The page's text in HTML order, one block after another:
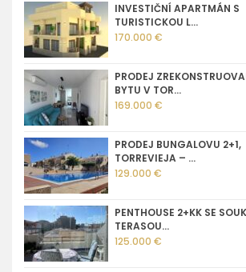
INVESTIČNÍ APARTMÁN S
TURISTICKOU L...
170.000 €
PRODEJ
BYTU V TOR...
169.000 €
PRODEJ BUNGALOVU 2+1,
TORREVIEJA – ...
129.000 €
PENTHOUSE 2+KK SE
TERASOU...
125.000 €